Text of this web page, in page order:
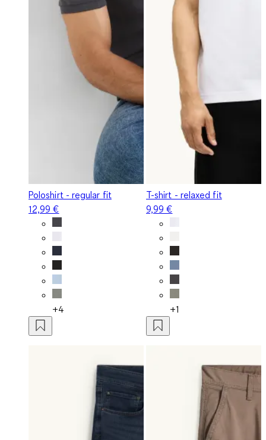
Poloshirt - regular fit
12,99 €
+4
T-shirt - relaxed fit
9,99 €
+1